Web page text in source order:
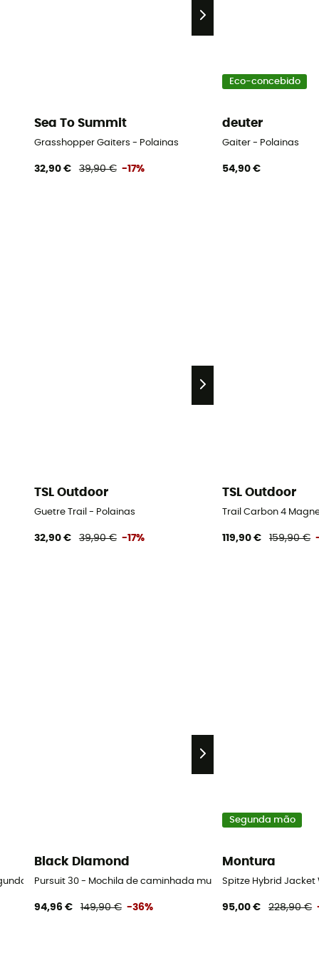
Sea To Summit
Grasshopper Gaiters - Polainas
32,90 € 39,90 € -17%
Eco-concebido
deuter
Gaiter - Polainas
54,90 €
TSL Outdoor
Guetre Trail - Polainas
32,90 € 39,90 € -17%
TSL Outdoor
Trail Carbon 4
119,90 € 159,90 €
mão Calça mulher - Azul
Black Diamond
Pursuit 30 - Mochila de caminhada mulher
94,96 € 149,90 € -36%
Segunda mão
Montura
Spitze Hybrid
95,00 € 228,90 €